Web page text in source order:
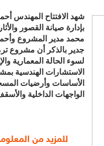
شهد الافتتاح المهندس
بإدارة صيانة القصور
محمد مدير المشروع
جدير بالذكر أن مشروع
لسوء الحالة المعمارية
الاستشارات الهندسية
الأساسات وأرضيات
الواجهات الداخلية
للمزيد من